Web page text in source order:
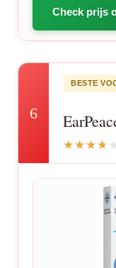
Check prijs
6
BESTE